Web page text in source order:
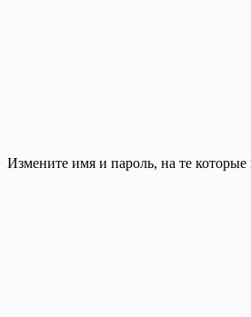
Измените имя и пароль, на те